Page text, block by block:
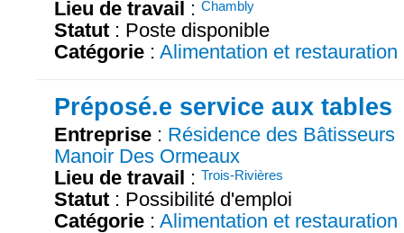
Lieu de travail : Chambly
Statut : Poste disponible
Catégorie : Alimentation et restauration
Préposé.e service aux tables
Entreprise : Résidence des Bâtisseurs
Manoir Des Ormeaux
Lieu de travail : Trois-Rivières
Statut : Possibilité d'emploi
Catégorie : Alimentation et restauration